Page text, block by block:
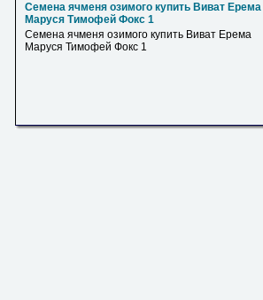
Семена ячменя озимого купить Виват Ерема
Маруся Тимофей Фокс 1
Семена ячменя озимого купить Виват Ерема
Маруся Тимофей Фокс 1